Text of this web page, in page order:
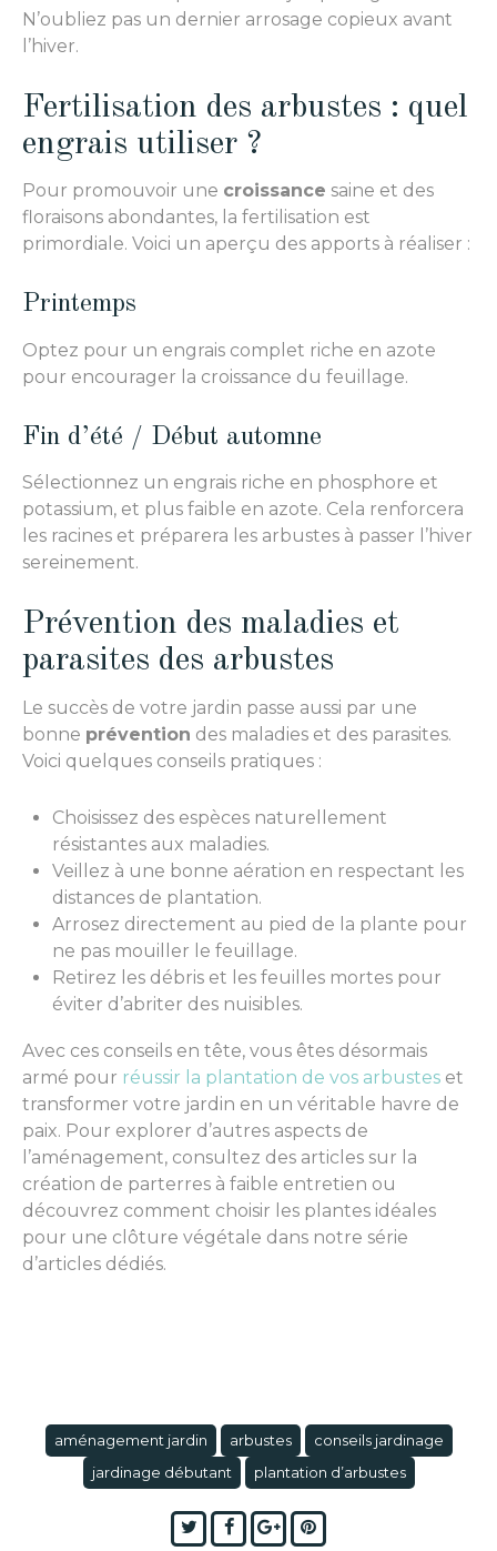
N’oubliez pas un dernier arrosage copieux avant
l’hiver.
Fertilisation des arbustes : quel
engrais utiliser ?
Pour promouvoir une croissance saine et des
floraisons abondantes, la fertilisation est
primordiale. Voici un aperçu des apports à réaliser :
Printemps
Optez pour un engrais complet riche en azote
pour encourager la croissance du feuillage.
Fin d’été / Début automne
Sélectionnez un engrais riche en phosphore et
potassium, et plus faible en azote. Cela renforcera
les racines et préparera les arbustes à passer l’hiver
sereinement.
Prévention des maladies et
parasites des arbustes
Le succès de votre jardin passe aussi par une
bonne prévention des maladies et des parasites.
Voici quelques conseils pratiques :
Choisissez des espèces naturellement
résistantes aux maladies.
Veillez à une bonne aération en respectant les
distances de plantation.
Arrosez directement au pied de la plante pour
ne pas mouiller le feuillage.
Retirez les débris et les feuilles mortes pour
éviter d’abriter des nuisibles.
Avec ces conseils en tête, vous êtes désormais
armé pour réussir la plantation de vos arbustes et
transformer votre jardin en un véritable havre de
paix. Pour explorer d’autres aspects de
l’aménagement, consultez des articles sur la
création de parterres à faible entretien ou
découvrez comment choisir les plantes idéales
pour une clôture végétale dans notre série
d’articles dédiés.
aménagement jardin arbustes
conseils jardinage
jardinage débutant
plantation d’arbustes
TwitterFacebook
Google+Pinterest